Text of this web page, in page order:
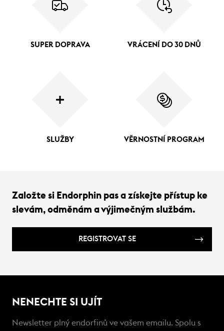
SUPER DOPRAVA VRÁCENÍ DO 30 DNŮ
SLUŽBY VĚRNOSTNÍ PROGRAM
Založte si Endorphin pas a získejte přístup ke
slevám, odměnám a výjimečným službám.
REGISTROVAT SE
NENECHTE SI UJÍT
Newsletter plný endorfinů ve vašem emailu. Spolu s